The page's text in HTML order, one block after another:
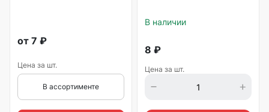
от 7 ₽
Цена за шт.
В ассортименте
В наличии
8 ₽
Цена за шт.